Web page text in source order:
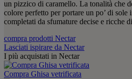
un pizzico di caramello. La tonalità che
colore perfetto per portare un po’ di
completati da sfumature decise e ricche
compra prodotti Nectar
Lasciati ispirare da Nectar
I più acquistati in Nectar
Compra Ghisa vetrificata